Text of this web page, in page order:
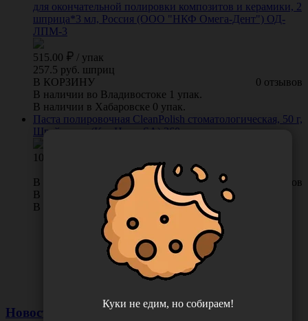
для окончательной полировки композитов и керамики, 2
шприца*3 мл, Россия (ООО "НКФ Омега-Дент") ОД-
ЛПМ-3
515.00 / упак
257.5 руб. шприц
0 отзывов
В КОРЗИНУ
В наличии во Владивостоке 1 упак.
В наличии в Хабаровске 0 упак.
Паста полировочная CleanPolish стоматологическая, 50 г,
Швейцария (KerrHawe SA) 360
1092.00
0 отзывов
В КОРЗИНУ
В наличии во Владивостоке 5 шт.
В наличии в Хабаровске 0 шт.
Новости
Куки не едим, но собираем!